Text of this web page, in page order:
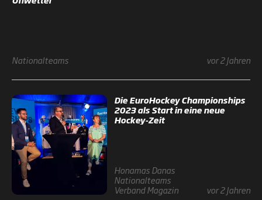
Nationalteams vor 2 Jahren
Die EuroHockey Championships
2023 als Start in eine neue
Hockey-Zeit
HonamasDanas
Nationalteams
VerbandMagazin vor 2 Jahren